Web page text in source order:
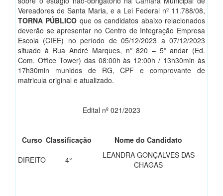
Vereadores de Santa Maria, e a Lei Federal nº 11.788/08,
TORNA PÚBLICO que os candidatos abaixo relacionados
deverão se apresentar no Centro de Integração Empresa
Escola (CIEE) no período de 05/12/2023 a 07/12/2023
situado à Rua André Marques, nº 820 – 5º andar (Ed.
Com. Office Tower) das 08:00h às 12:00h / 13h30min às
17h30min munidos de RG, CPF e comprovante de
matricula original e atualizado.
Edital nº 021/2023
Curso Classificação
Nome do Candidato
DIREITO
4°
LEANDRA GONÇALVES DAS
CHAGAS